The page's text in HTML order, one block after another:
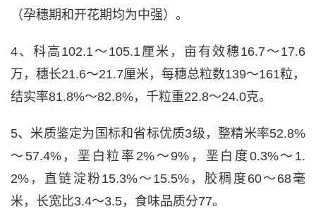
（孕穗期和开花期均为中强）。
4、科高102.1～105.1厘米，亩有效穗16.7～17.6
万，穗长21.6～21.7厘米，每穗总粒数139～161粒，
结实率81.8%～82.8%，千粒重22.8～24.0克。
5、米质鉴定为国标和省标优质3级，整精米率52.8%
～57.4%，垩白粒率2%～9%，垩白度0.3%～1.
2%，直链淀粉15.3%～15.5%，胶稠度60～68毫
米，长宽比3.4～3.5，食味品质分77。